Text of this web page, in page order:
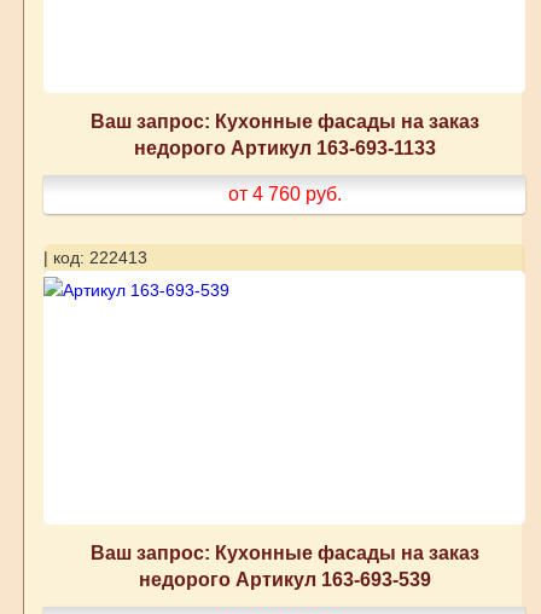
Ваш запрос: Кухонные фасады на заказ
недорого Артикул 163-693-1133
от 4 760 руб.
| код: 222413
Ваш запрос: Кухонные фасады на заказ
недорого Артикул 163-693-539